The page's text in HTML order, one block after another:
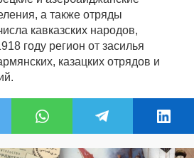
а также отряды
кавказских народов,
году регион от засилья
казацких отрядов и